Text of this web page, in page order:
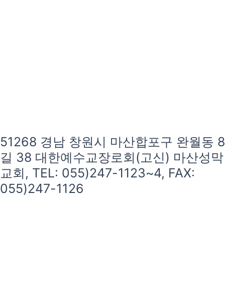
51268 경남 창원시 마산합포구 완월동 8
길 38 대한예수교장로회(고신) 마산성막
교회, TEL: 055)247-1123~4, FAX:
055)247-1126